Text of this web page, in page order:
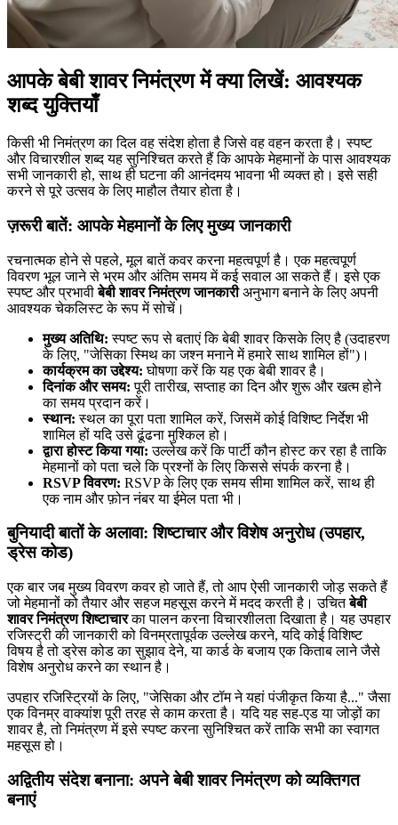
आपके बेबी शावर निमंत्रण में क्या लिखें: आवश्यक
शब्द युक्तियाँ
किसी भी निमंत्रण का दिल वह संदेश होता है जिसे वह वहन करता है। स्पष्ट
और विचारशील शब्द यह सुनिश्चित करते हैं कि आपके मेहमानों के पास आवश्यक
सभी जानकारी हो, साथ ही घटना की आनंदमय भावना भी व्यक्त हो। इसे सही
करने से पूरे उत्सव के लिए माहौल तैयार होता है।
ज़रूरी बातें: आपके मेहमानों के लिए मुख्य जानकारी
रचनात्मक होने से पहले, मूल बातें कवर करना महत्वपूर्ण है। एक महत्वपूर्ण
विवरण भूल जाने से भ्रम और अंतिम समय में कई सवाल आ सकते हैं। इसे एक
स्पष्ट और प्रभावीबेबी शावर निमंत्रण जानकारीअनुभाग बनाने के लिए अपनी
आवश्यक चेकलिस्ट के रूप में सोचें।
मुख्य अतिथि: स्पष्ट रूप से बताएं कि बेबी शावर किसके लिए है (उदाहरण
के लिए, "जेसिका स्मिथ का जश्न मनाने में हमारे साथ शामिल हों")।
कार्यक्रम का उद्देश्य: घोषणा करें कि यह एक बेबी शावर है।
दिनांक और समय: पूरी तारीख, सप्ताह का दिन और शुरू और खत्म होने
का समय प्रदान करें।
स्थान: स्थल का पूरा पता शामिल करें, जिसमें कोई विशिष्ट निर्देश भी
शामिल हों यदि उसे ढूंढना मुश्किल हो।
द्वारा होस्ट किया गया: उल्लेख करें कि पार्टी कौन होस्ट कर रहा है ताकि
मेहमानों को पता चले कि प्रश्नों के लिए किससे संपर्क करना है।
RSVP विवरण: RSVP के लिए एक समय सीमा शामिल करें, साथ ही
एक नाम और फ़ोन नंबर या ईमेल पता भी।
बुनियादी बातों के अलावा: शिष्टाचार और विशेष अनुरोध (उपहार,
ड्रेस कोड)
एक बार जब मुख्य विवरण कवर हो जाते हैं, तो आप ऐसी जानकारी जोड़ सकते हैं
जो मेहमानों को तैयार और सहज महसूस करने में मदद करती है। उचितबेबी
शावर निमंत्रण शिष्टाचारका पालन करना विचारशीलता दिखाता है। यह उपहार
रजिस्ट्री की जानकारी को विनम्रतापूर्वक उल्लेख करने, यदि कोई विशिष्ट
विषय है तो ड्रेस कोड का सुझाव देने, या कार्ड के बजाय एक किताब लाने जैसे
विशेष अनुरोध करने का स्थान है।
उपहार रजिस्ट्रियों के लिए, "जेसिका और टॉम ने यहां पंजीकृत किया है..." जैसा
एक विनम्र वाक्यांश पूरी तरह से काम करता है। यदि यह सह-एड या जोड़ों का
शावर है, तो निमंत्रण में इसे स्पष्ट करना सुनिश्चित करें ताकि सभी का स्वागत
महसूस हो।
अद्वितीय संदेश बनाना: अपने बेबी शावर निमंत्रण को व्यक्तिगत
बनाएं